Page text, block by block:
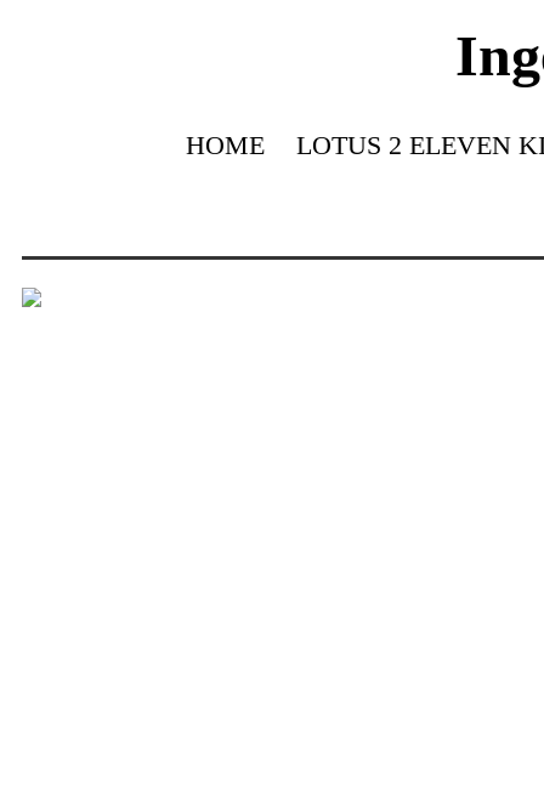
HOME LOTUS 2 ELEVEN